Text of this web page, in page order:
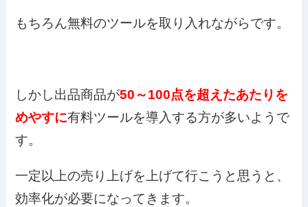
もちろん無料のツールを取り入れながらです。
しかし出品商品が50～100点を超えたあたりを
めやすに有料ツールを導入する方が多いようで
す。
一定以上の売り上げを上げて行こうと思うと、
効率化が必要になってきます。